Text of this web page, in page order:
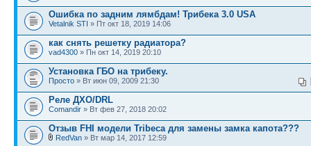
Ошибка по задним лямбдам! Трибека 3.0 USA
Vetalnik STI » Пт окт 18, 2019 14:06
как снять решетку радиатора?
vad4300 » Пн окт 14, 2019 20:10
Установка ГБО на трибеку.
Просто » Вт июн 09, 2009 21:30
Реле ДХО/DRL
Сomandir » Вт фев 27, 2018 20:02
Отзыв FHI модели Tribeca для замены замка капота???
RedVan » Вт мар 14, 2017 12:59